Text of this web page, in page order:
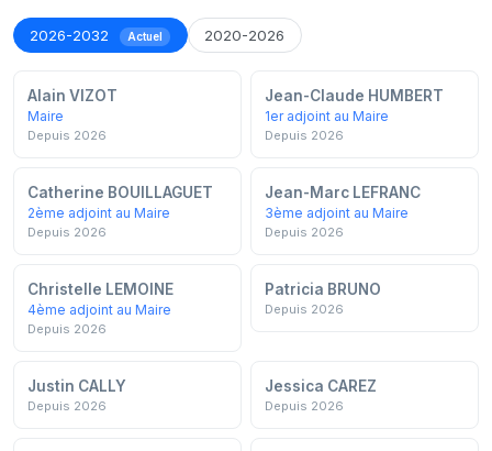
2026-2032 Actuel 2020-2026
Alain VIZOT
Maire
Depuis 2026
Jean-Claude HUMBERT
1er adjoint au Maire
Depuis 2026
Catherine BOUILLAGUET
2ème adjoint au Maire
Depuis 2026
Jean-Marc LEFRANC
3ème adjoint au Maire
Depuis 2026
Christelle LEMOINE
4ème adjoint au Maire
Depuis 2026
Patricia BRUNO
Depuis 2026
Justin CALLY
Depuis 2026
Jessica CAREZ
Depuis 2026